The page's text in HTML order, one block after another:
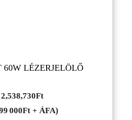
60W LÉZERJELÖLŐ
2,538,730Ft
000Ft + ÁFA)